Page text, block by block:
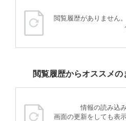
閲覧履歴がありません
閲覧履歴からオススメの
情報の読み込
画面の更新をしても表